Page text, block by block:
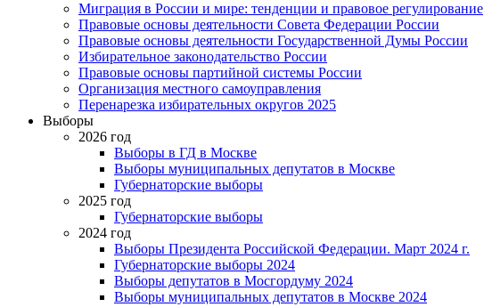
Миграция в России и мире: тенденции и правовое регулирование
Правовые основы деятельности Совета Федерации России
Правовые основы деятельности Государственной Думы России
Избирательное законодательство России
Правовые основы партийной системы России
Организация местного самоуправления
Перенарезка избирательных округов 2025
Выборы
2026 год
Выборы в ГД в Москве
Выборы муниципальных депутатов в Москве
Губернаторские выборы
2025 год
Губернаторские выборы
2024 год
Выборы Президента Российской Федерации. Март 2024 г.
Губернаторские выборы 2024
Выборы депутатов в Мосгордуму 2024
Выборы муниципальных депутатов в Москве 2024